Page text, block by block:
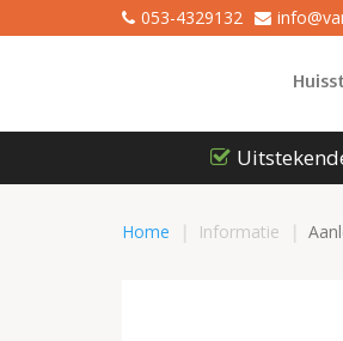
053-4329132
Home Informatie